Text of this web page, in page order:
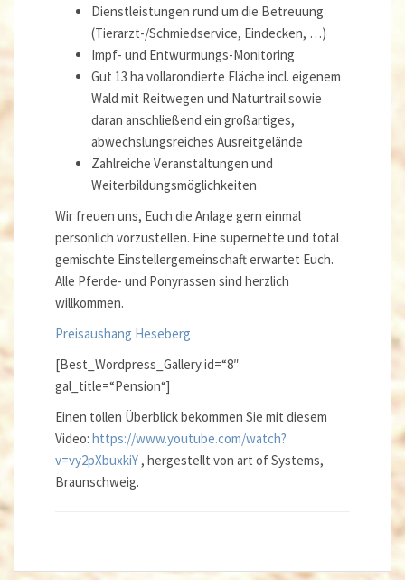
Dienstleistungen rund um die Betreuung
(Tierarzt-/Schmiedservice, Eindecken, …)
Impf- und Entwurmungs-Monitoring
Gut 13 ha vollarondierte Fläche incl. eigenem
Wald mit Reitwegen und Naturtrail sowie
daran anschließend ein großartiges,
abwechslungsreiches Ausreitgelände
Zahlreiche Veranstaltungen und
Weiterbildungsmöglichkeiten
Wir freuen uns, Euch die Anlage gern einmal
persönlich vorzustellen. Eine supernette und total
gemischte Einstellergemeinschaft erwartet Euch.
Alle Pferde- und Ponyrassen sind herzlich
willkommen.
Preisaushang Heseberg
[Best_Wordpress_Gallery id=“8″
gal_title=“Pension“]
Einen tollen Überblick bekommen Sie mit diesem
Video: https://www.youtube.com/watch?
v=vy2pXbuxkiY, hergestellt von art of Systems,
Braunschweig.